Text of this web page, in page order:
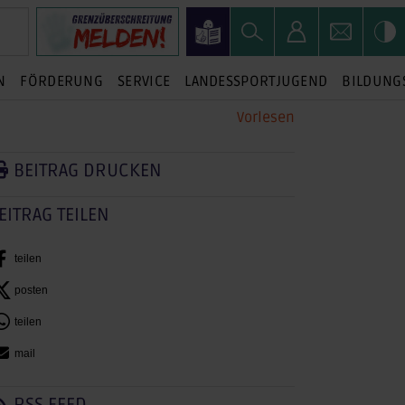
FÖRDERUNG SERVICE LANDESSPORTJUGEND
Vorlesen
BEITRAG DRUCKEN
TEILEN
teilen
posten
teilen
mail